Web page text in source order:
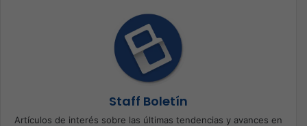
Staff Boletín
Artículos de interés sobre las últimas tendencias y avances en